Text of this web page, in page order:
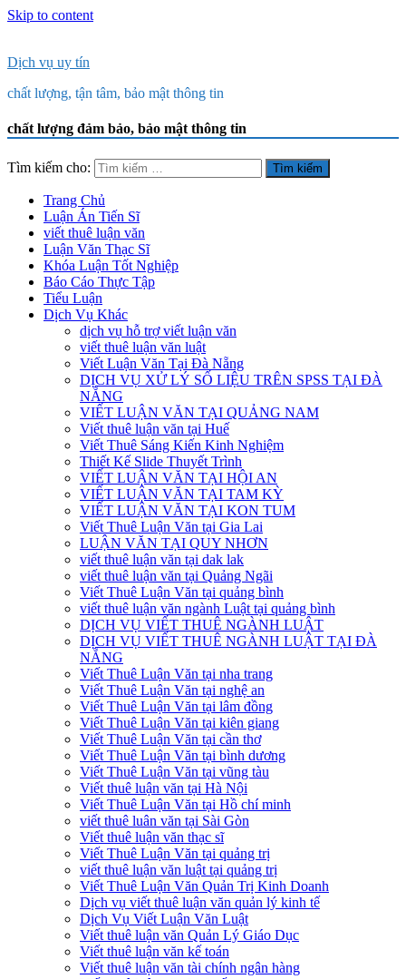
Skip to content
Dịch vụ uy tín
chất lượng, tận tâm, bảo mật thông tin
chất lượng đảm bảo, bảo mật thông tin
Tìm kiếm cho:
Trang Chủ
Luận Án Tiến Sĩ
viết thuê luận văn
Luận Văn Thạc Sĩ
Khóa Luận Tốt Nghiệp
Báo Cáo Thực Tập
Tiểu Luận
Dịch Vụ Khác
dịch vụ hỗ trợ viết luận văn
viết thuê luận văn luật
Viết Luận Văn Tại Đà Nẵng
DỊCH VỤ XỬ LÝ SỐ LIỆU TRÊN SPSS TẠI ĐÀ
NẴNG
VIẾT LUẬN VĂN TẠI QUẢNG NAM
Viết thuê luận văn tại Huế
Viết Thuê Sáng Kiến Kinh Nghiệm
Thiết Kế Slide Thuyết Trình
VIẾT LUẬN VĂN TẠI HỘI AN
VIẾT LUẬN VĂN TẠI TAM KỲ
VIẾT LUẬN VĂN TẠI KON TUM
Viết Thuê Luận Văn tại Gia Lai
LUẬN VĂN TẠI QUY NHƠN
viết thuê luận văn tại dak lak
viết thuê luận văn tại Quảng Ngãi
Viết Thuê Luận Văn tại quảng bình
viết thuê luận văn ngành Luật tại quảng bình
DỊCH VỤ VIẾT THUÊ NGÀNH LUẬT
DỊCH VỤ VIẾT THUÊ NGÀNH LUẬT TẠI ĐÀ
NẴNG
Viết Thuê Luận Văn tại nha trang
Viết Thuê Luận Văn tại nghệ an
Viết Thuê Luận Văn tại lâm đồng
Viết Thuê Luận Văn tại kiên giang
Viết Thuê Luận Văn tại cần thơ
Viết Thuê Luận Văn tại bình dương
Viết Thuê Luận Văn tại vũng tàu
Viết thuê luận văn tại Hà Nội
Viết Thuê Luận Văn tại Hồ chí minh
viết thuê luân văn tại Sài Gòn
Viết thuê luận văn thạc sĩ
Viết Thuê Luận Văn tại quảng trị
viết thuê luận văn luật tại quảng trị
Viết Thuê Luận Văn Quản Trị Kinh Doanh
Dịch vụ viết thuê luận văn quản lý kinh tế
Dịch Vụ Viết Luận Văn Luật
Viết thuê luận văn Quản Lý Giáo Dục
Viết thuê luận văn kế toán
Viết thuê luận văn tài chính ngân hàng